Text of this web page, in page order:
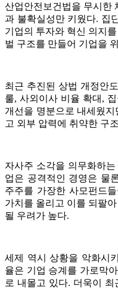
산업안전보건법을 무시한
과 불확실성만 키웠다. 집
기업의 투자와 혁신 의지
벌 구조를 만들어 기업을
최근 추진된 상법 개정안
룰, 사외이사 비율 확대,
개선을 명분으로 내세웠
고 외부 압력에 취약한 구
자사주 소각을 의무화하
업은 공격적인 경영은 물
주주를 가장한 사모펀드
가치를 올리고 이를 되팔
될 우려가 높다.
세제 역시 상황을 악화시
율은 기업 승계를 가로막
로 내몰고 있다. 더욱이